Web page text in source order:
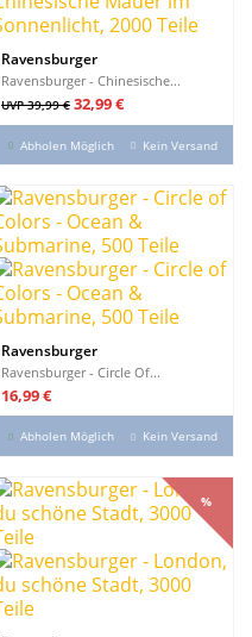
Ravensburger
Ravensburger - Chinesische...
Verkaufspreis
UVP 39,99 € Preis
32,99 €
Abholen Möglich Kein Versand
Ravensburger
Ravensburger - Circle Of...
Preis
16,99 €
Abholen Möglich Kein Versand
%
%